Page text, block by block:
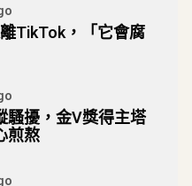
TikTok，「它會腐
騷擾，金V獎得主塔
煎熬